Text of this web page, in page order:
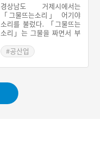
경상남도 거제시에서는
「그물뜨는소리」 어기야
소리를 불렀다. 「그물뜨는
소리」는 그물을 짜면서 부
서는 흔히 하는 작업임에도
「그물뜨는소리」로 현재
까지 전승이 보고된 노래는
기야소리 또한 거제시에서
만 확인이 되었다. 가창방식
은 선후창이나 그물 뜨는 작
#공산업